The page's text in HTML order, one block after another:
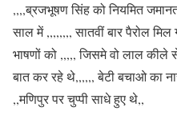
,,,,ब्रजभूषण सिंह को नियमित
साल में ,,,,,,,, सातवीं बार पैरोल
भाषणों को ,,,,, जिसमे वो लाल कीले
बात कर रहे थे,,,,,, बेटी बचाओ का
,,मणिपुर पर चुप्पी साधे हुए थे,,